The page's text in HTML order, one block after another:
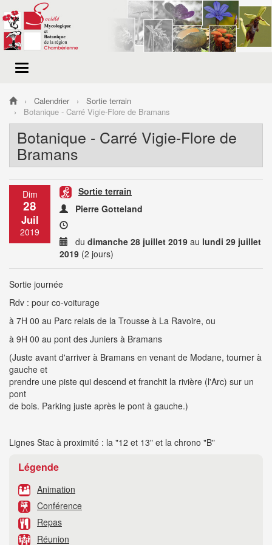
Menu
Calendrier
Sortie terrain
Botanique - Carré Vigie-Flore de Bramans
Botanique - Carré Vigie-Flore de
Bramans
Dim
28
Juil
2019
Sortie terrain
Pierre Gotteland
du dimanche 28 juillet 2019 au lundi 29 juillet
2019 (2 jours)
Sortie journée
Rdv : pour co-voiturage
à 7H 00 au Parc relais de la Trousse à La Ravoire, ou
à 9H 00 au pont des Juniers à Bramans
(Juste avant d'arriver à Bramans en venant de Modane, tourner à
gauche et
prendre une piste qui descend et franchit la rivière (l'Arc) sur un
pont
de bois. Parking juste après le pont à gauche.)
Lignes Stac à proximité : la "12 et 13" et la chrono "B"
Légende
Animation
Conférence
Repas
Réunion